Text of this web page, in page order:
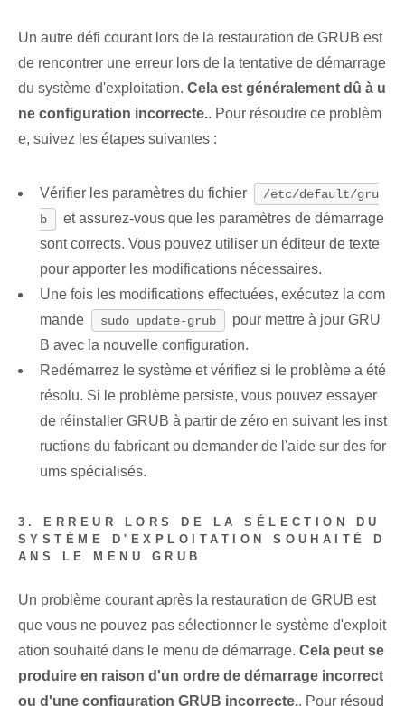
Un autre défi courant lors de la restauration de GRUB est
de rencontrer une erreur lors de la tentative de démarrage
du système d'exploitation. Cela est généralement dû à u
ne configuration incorrecte.. Pour résoudre ce problèm
e, suivez les étapes suivantes :
Vérifier les paramètres du fichier
/etc/default/gru
b
et assurez-vous que les paramètres de démarrage
sont corrects. Vous pouvez utiliser un éditeur de texte⁤
pour apporter les modifications nécessaires.
Une fois les modifications⁤ effectuées,‍ exécutez la com
mande
sudo update-grub
pour mettre à jour GRU
B avec la nouvelle configuration.
Redémarrez le système et vérifiez si le problème a été
résolu. Si le problème persiste, vous pouvez essayer
de réinstaller GRUB à partir de zéro en suivant les inst
ructions du fabricant ou demander de l'aide sur des for
ums spécialisés.
3. ERREUR LORS DE LA SÉLECTION DU
SYSTÈME D'EXPLOITATION SOUHAITÉ D
ANS LE MENU GRUB
Un problème courant après la restauration de GRUB est
que vous ne pouvez pas sélectionner le système d'exploit
ation souhaité dans le menu de démarrage. Cela peut se
produire en raison d'un ordre de démarrage incorrect
ou d'une configuration GRUB incorrecte.. Pour résoud